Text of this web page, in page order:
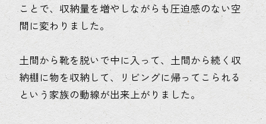
ことで、収納量を増やしながらも圧迫感のない空
間に変わりました。
土間から靴を脱いで中に入って、土間から続く収
納棚に物を収納して、リビングに帰ってこられる
という家族の動線が出来上がりました。